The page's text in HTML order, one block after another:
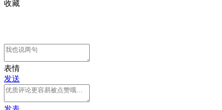
收藏
表情
发送